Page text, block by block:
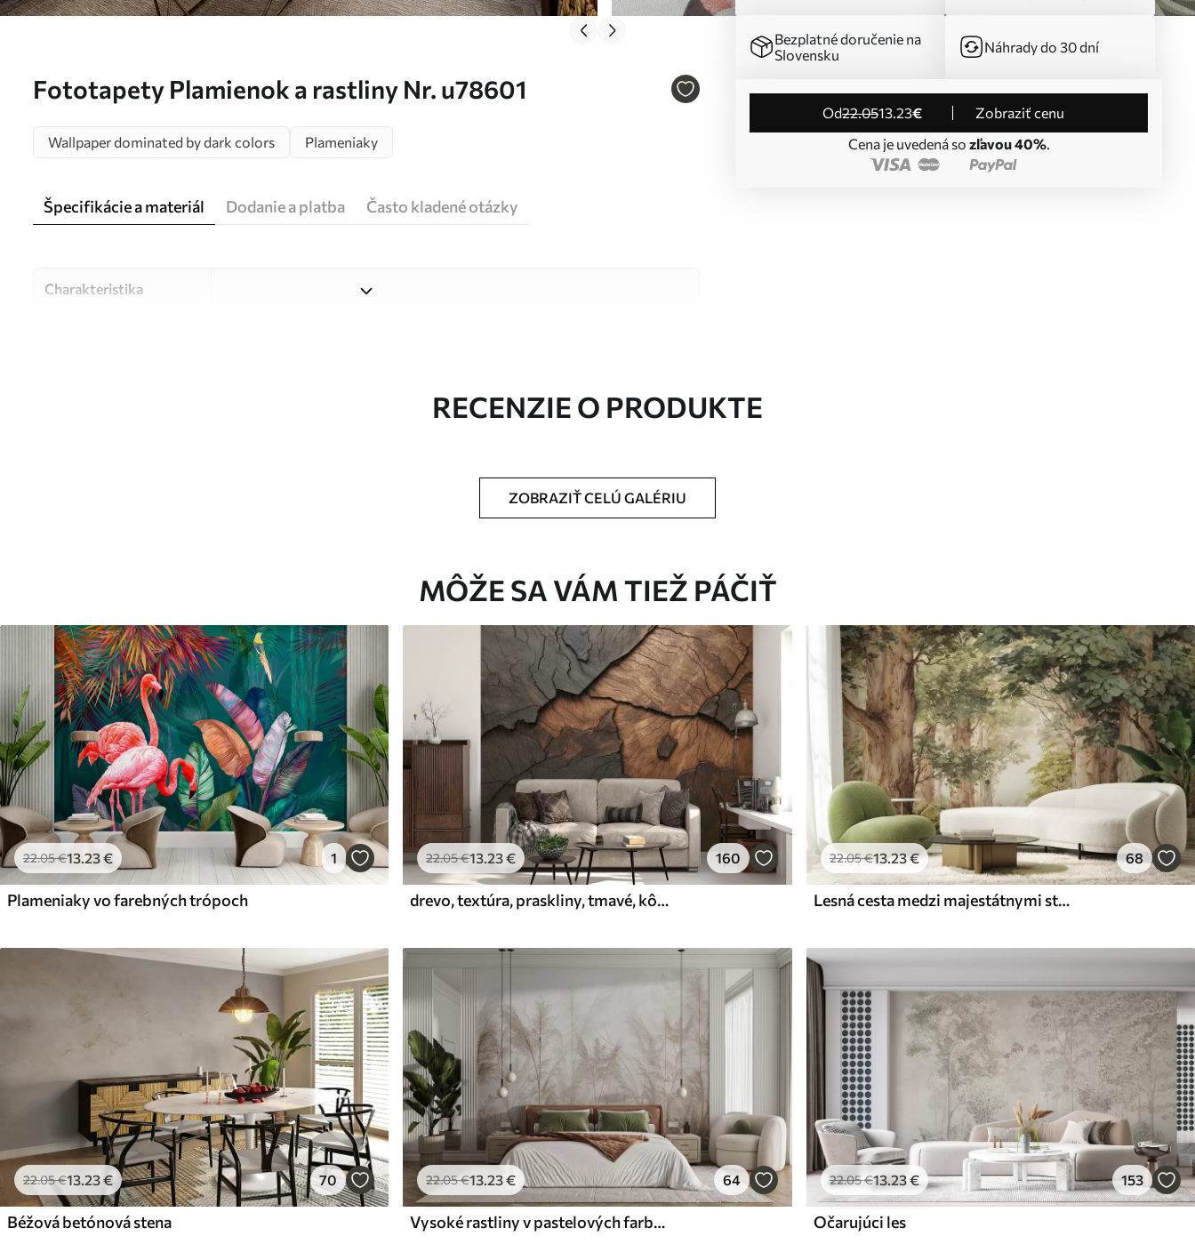
Fototapety Plamienok a rastliny Nr. u78601
Bezplatné doručenie na
Slovensku
Náhrady do 30 dní
od22.0513.23€
Zobraziť cenu
Cena je uvedená so zľavou 40%.
Wallpaper dominated by dark colors Plameniaky
Špecifikácie a materiál Dodanie a platba Často kladené otázky
Charakteristika
Čistenie
Tapetu môžete jemne vyčistiť mäkkou špongiou. Tapety s lakovanou
povrchovou úpravou sa môžu čistiť vodou.
Spôsob aplikácie Plynulá aplikácia
Dostupné materiály
Štandard
45.0027.00 €/m²
Premium
56 .6734.00€/m²
Prémiový vinyl Peel and Stick
RECENZIE O PRODUKTE
ZOBRAZIŤ CELÚ GALÉRIU
MÔŽE SA VÁM TIEŽ PÁČIŤ
22.05€13 .23€ 1
Plameniaky vo farebných trópoch
22.05€13 .23€ 160
drevo, textúra, praskliny, tmavé, kôra, povrch
22.05€13.23€ 68
Lesná cesta medzi majestátnymi stromami v akvarelovom štýle
22.05€13.23€ 70
Béžová betónová stena
22.05€13.23€ 64
Vysoké rastliny v pastelových farbách
22.05€13.23€ 153
Očarujúci les